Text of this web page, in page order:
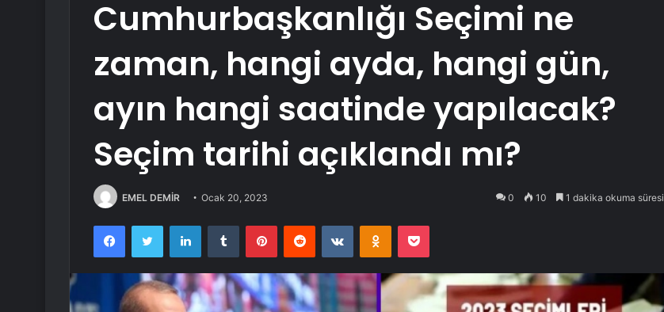
Cumhurbaşkanlığı Seçimi ne
zaman, hangi ayda, hangi gün,
ayın hangi saatinde yapılacak?
Seçim tarihi açıklandı mı?
EMEL DEMİR Ocak 20, 2023 0 10 1 dakika okuma süresi
FacebookTwitter LinkedInTumblr PinterestReddit VKontakteOdnoklassniki
Pocket